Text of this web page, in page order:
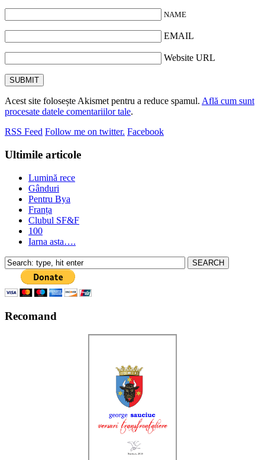
NAME
EMAIL
Website URL
Acest site folosește Akismet pentru a reduce spamul. Află cum sunt
procesate datele comentariilor tale.
RSS Feed Follow me on twitter. Facebook
Ultimile articole
Lumină rece
Gânduri
Pentru Bya
Franța
Clubul SF&F
100
Iarna asta….
Recomand